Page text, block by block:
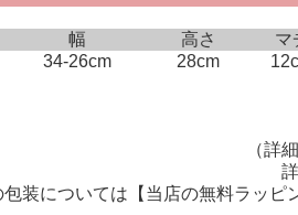
幅 高さ マ
34-26cm 28cm
（詳
装については 【当店の無料ラッピ